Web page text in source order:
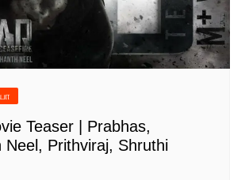
Teaser | Prabhas,
Neel, Prithviraj, Shruthi